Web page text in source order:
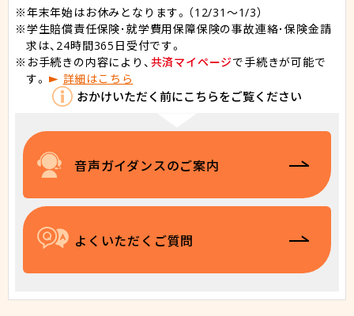
年末年始はお休みとなります。（12/31～1/3）
学生賠償責任保険･就学費用保障保険の事故連絡･保険金請
求は、24時間365日受付です。
お手続きの内容により、 共済マイページで手続きが可能で
す。
詳細はこちら
おかけいただく前にこちらをご覧ください
音声ガイダンスのご案内
よくいただくご質問